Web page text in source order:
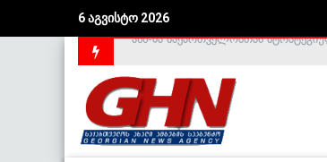
6 აგვისტო 2026